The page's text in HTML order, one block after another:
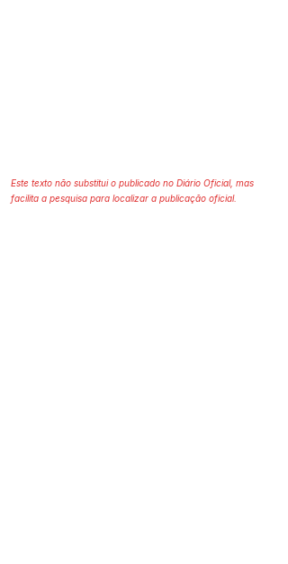
Este texto não substitui o publicado no Diário Oficial, mas
facilita a pesquisa para localizar a publicação oficial.